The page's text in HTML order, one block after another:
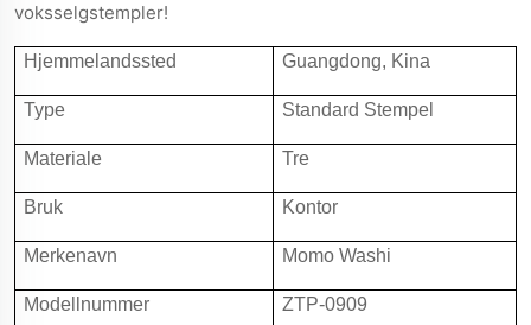
voksselgstempler!
Hjemmelandssted Guangdong, Kina
Type Standard Stempel
Materiale Tre
Bruk Kontor
Merkenavn Momo Washi
Modellnummer ZTP-0909